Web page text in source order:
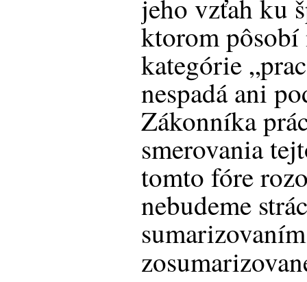
jeho vzťah ku
ktorom pôsobí
kategórie
nespadá ani
Zákonníka
smerovania
tomto fóre
nebudeme